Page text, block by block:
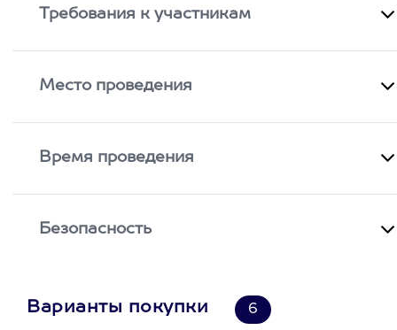
Требования к участникам
Место проведения
Время проведения
Безопасность
Варианты покупки 6